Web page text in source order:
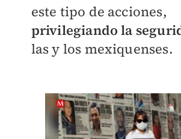
este tipo de acciones,
privilegiando la
las y los mexiquenses.